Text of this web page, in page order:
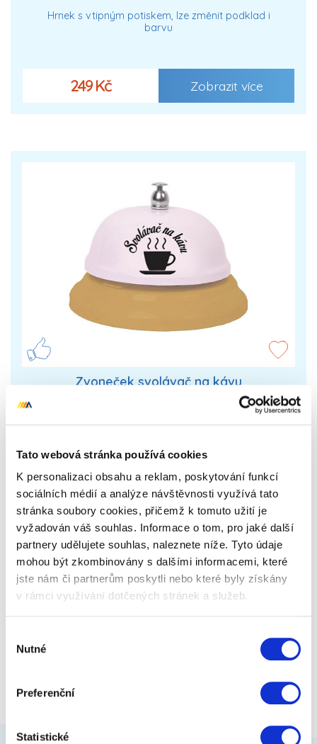
Tato webová stránka používá cookies
K personalizaci obsahu a reklam, poskytování funkcí
sociálních médií a analýze návštěvnosti využívá tato
stránka soubory cookies, přičemž k tomuto užití je
vyžadován váš souhlas. Informace o tom, pro jaké další
partnery udělujete souhlas, naleznete níže. Tyto údaje
mohou být zkombinovány s dalšími informacemi, které
jste nám či partnerům poskytli nebo které byly získány
v rámci využívání dotčených stránek a služeb.
souhlasu
Nutné
Preferenční
Statistické
Hrnek s vtipným potiskem, lze změnit podklad i
barvu
249 Kč Zobrazit více
Zvoneček svolávač na kávu
Vtipný zvoneček s motivem kávy. Zvoneček s
muže i pro ženy, zejména pro milovníky kávy.…
149 Kč Zobrazit více